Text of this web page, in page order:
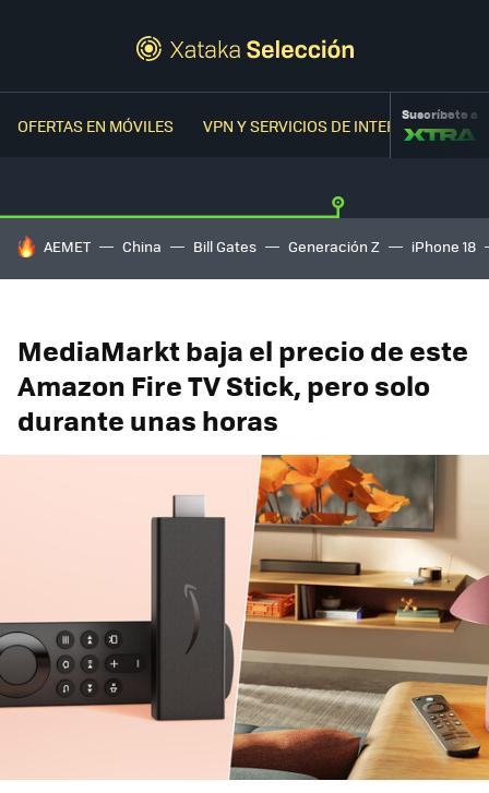
OFERTAS EN MÓVILES VPN Y SERVICIOS DE INTERNETSuscríbete a
HOY SE HABLA DE
AEMET China Bill Gates Generación Z iPhone 18
MediaMarkt baja el precio de este
Amazon Fire TV Stick, pero solo
durante unas horas